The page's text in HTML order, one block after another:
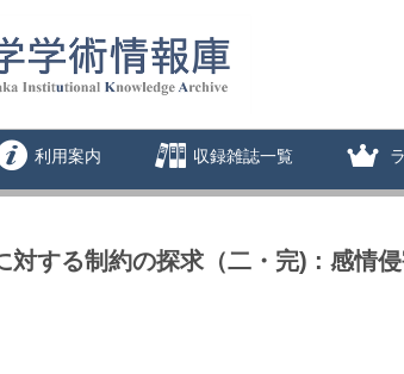
利用案内 収録雑誌一覧
対する制約の探求（二・完) : 感情